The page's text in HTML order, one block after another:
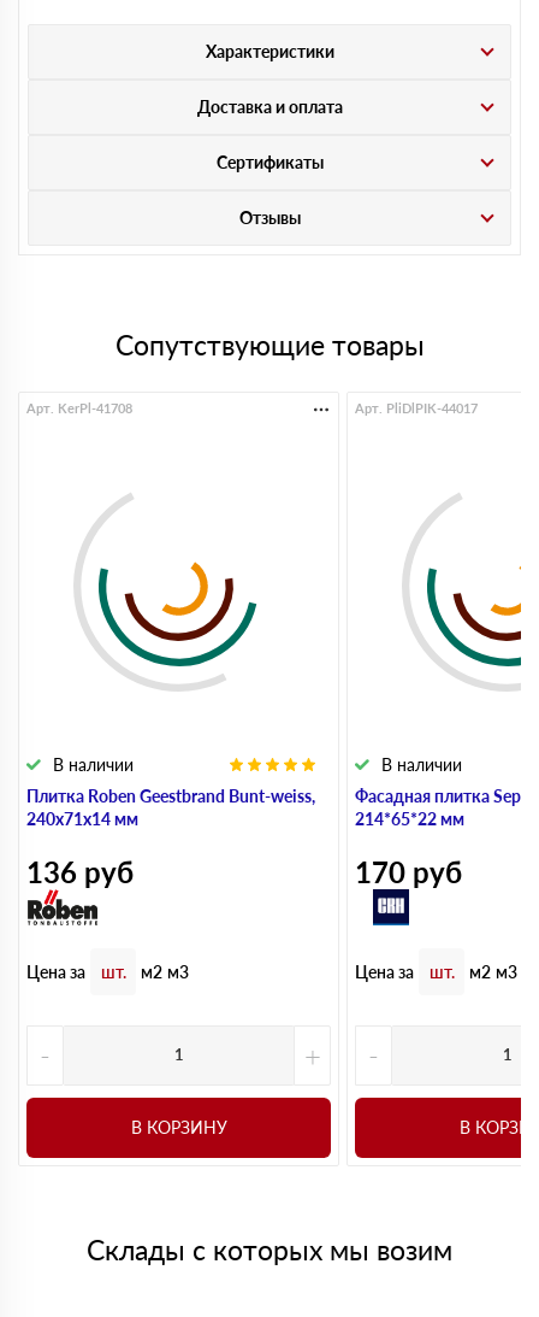
Характеристики
Доставка и оплата
Сертификаты
Отзывы
Сопутствующие товары
Плитка Roben Geestbrand Bunt-weiss,
240х71х14 мм
В наличии
Арт. KerPl-41708
136 руб
Цена за шт. м2 м3
- +
В КОРЗИНУ
Фасадная плитка Sepia
214*65*22 мм
В наличии
Арт. PliDlPIK-44017
170 руб
Цена за шт. м2 м3
-
В
Склады с которых мы возим